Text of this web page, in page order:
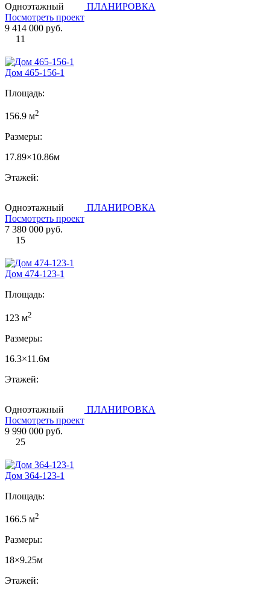
Одноэтажный
ПЛАНИРОВКА
Посмотреть проект
9 414 000 руб.
11
Дом 465-156-1
Площадь:
156.9 м2
Размеры:
17.89×10.86м
Этажей:
Одноэтажный
ПЛАНИРОВКА
Посмотреть проект
7 380 000 руб.
15
Дом 474-123-1
Площадь:
123 м2
Размеры:
16.3×11.6м
Этажей:
Одноэтажный
ПЛАНИРОВКА
Посмотреть проект
9 990 000 руб.
25
Дом 364-123-1
Площадь:
166.5 м2
Размеры:
18×9.25м
Этажей: